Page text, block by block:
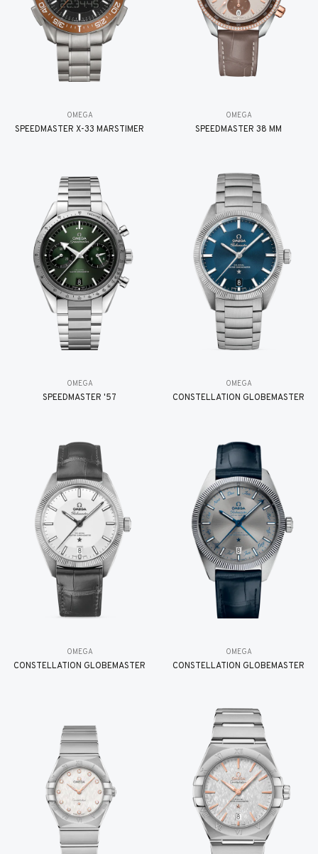
OMEGA
SPEEDMASTER X-33 MARSTIMER
OMEGA
SPEEDMASTER 38 MM
OMEGA
SPEEDMASTER '57
OMEGA
CONSTELLATION GLOBEMASTER
OMEGA
CONSTELLATION GLOBEMASTER
OMEGA
CONSTELLATION GLOBEMASTER